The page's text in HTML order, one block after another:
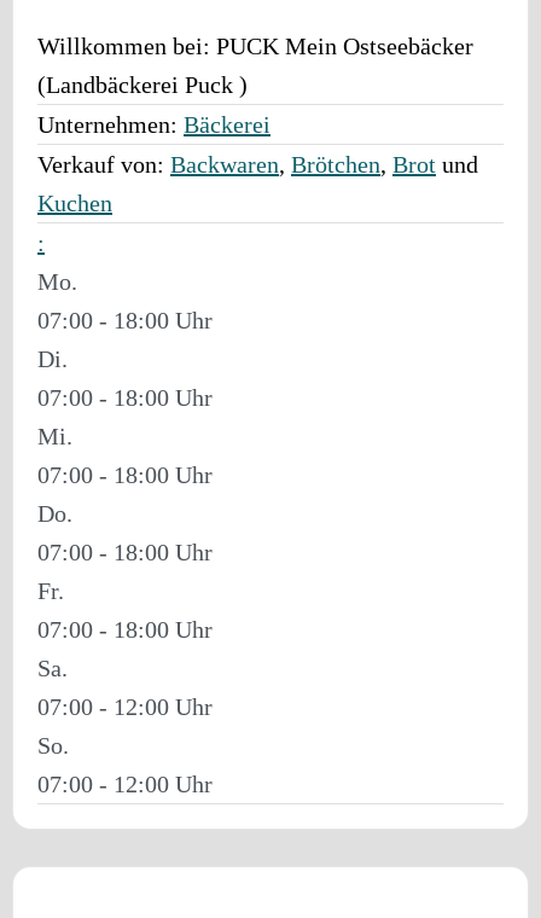
Willkommen bei: PUCK Mein Ostseebäcker
(Landbäckerei Puck )
Unternehmen: Bäckerei
Verkauf von: Backwaren, Brötchen, Brot und
Kuchen
:
Mo.
07:00 - 18:00
Di.
07:00 - 18:00
Mi.
07:00 - 18:00
Do.
07:00 - 18:00
Fr.
07:00 - 18:00
Sa.
07:00 - 12:00
So.
07:00 - 12:00